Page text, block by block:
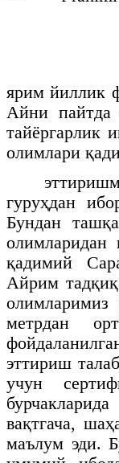
ярим йиллик
Айни пайтда
тайёргарлик
олимлари
гуруҳдан
Бундан
қадимий
Айрим
метрдан
эттириш
учун
вақтгача,
маълум эди.